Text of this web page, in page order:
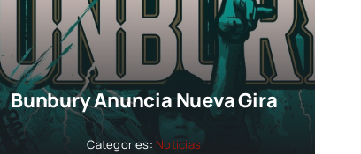
Bunbury Anuncia Nueva Gira
Categories: Noticias